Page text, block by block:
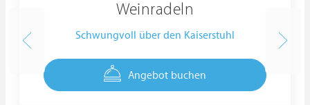
Weinradeln
Schwungvoll über den Kaiserstuhl
Angebot buchen